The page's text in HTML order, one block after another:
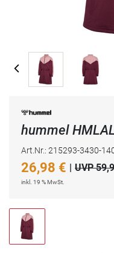
hummel
Art.Nr.: 215293-3430-
26,98 € | UVP
inkl. 19 % MwSt.